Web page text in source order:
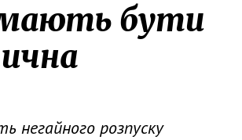
мають бути
негайного розпуску